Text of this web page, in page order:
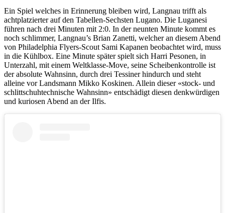
Ein Spiel welches in Erinnerung bleiben wird, Langnau trifft als
achtplatzierter auf den Tabellen-Sechsten Lugano. Die Luganesi
führen nach drei Minuten mit 2:0. In der neunten Minute kommt es
noch schlimmer, Langnau’s Brian Zanetti, welcher an diesem Abend
von Philadelphia Flyers-Scout Sami Kapanen beobachtet wird, muss
in die Kühlbox. Eine Minute später spielt sich Harri Pesonen, in
Unterzahl, mit einem Weltklasse-Move, seine Scheibenkontrolle ist
der absolute Wahnsinn, durch drei Tessiner hindurch und steht
alleine vor Landsmann Mikko Koskinen. Allein dieser «stock- und
schlittschuhtechnische Wahnsinn» entschädigt diesen denkwürdigen
und kuriosen Abend an der Ilfis.